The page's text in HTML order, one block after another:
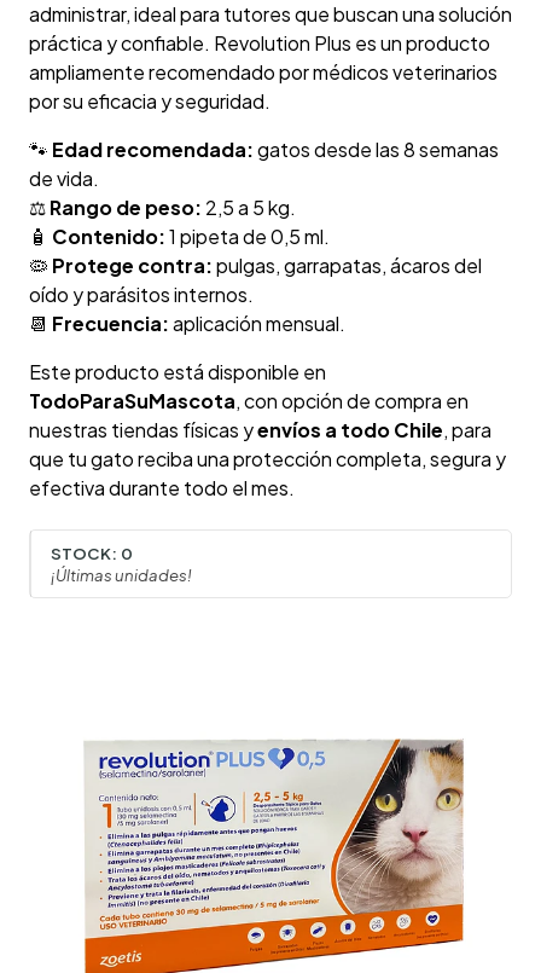
administrar, ideal para tutores que buscan una solución
práctica y confiable. Revolution Plus es un producto
ampliamente recomendado por médicos veterinarios
por su eficacia y seguridad.
🐾 Edad recomendada:gatos desde las 8 semanas
de vida.
⚖️Rango de peso: 2,5 a 5 kg.
🧴 Contenido:1 pipeta de 0,5 ml.
🦠 Protege contra:pulgas, garrapatas, ácaros del
oído y parásitos internos.
📆 Frecuencia:aplicación mensual.
Este producto está disponible en
TodoParaSuMascota, con opción de compra en
nuestras tiendas físicas yenvíos a todo Chile, para
que tu gato reciba una protección completa, segura y
efectiva durante todo el mes.
STOCK: 0
¡Últimas unidades!